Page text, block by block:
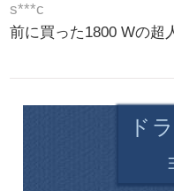
s***c
前に買った1800 Wの超
ド